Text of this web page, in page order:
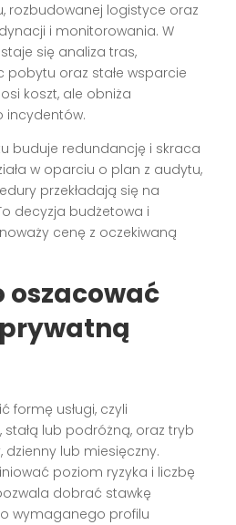
rozbudowanej logistyce oraz
i monitorowania. W
się analiza tras,
pobytu oraz stałe wsparcie
koszt, ale obniża
incydentów.
buduje redundancję i skraca
w oparciu o plan z audytu,
przekładają się na
decyzja budżetowa i
cenę z oczekiwaną
oszacować
formę usługi, czyli
lub podróżną, oraz tryb
lub miesięczny.
poziom ryzyka i liczbę
dobrać stawkę
wymaganego profilu